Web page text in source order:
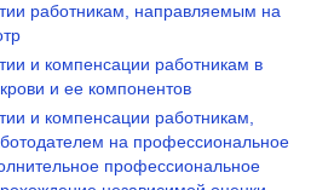
работникам, направляемым на
и компенсации работникам в
и ее компонентов
и компенсации работникам,
на профессиональное
профессиональное